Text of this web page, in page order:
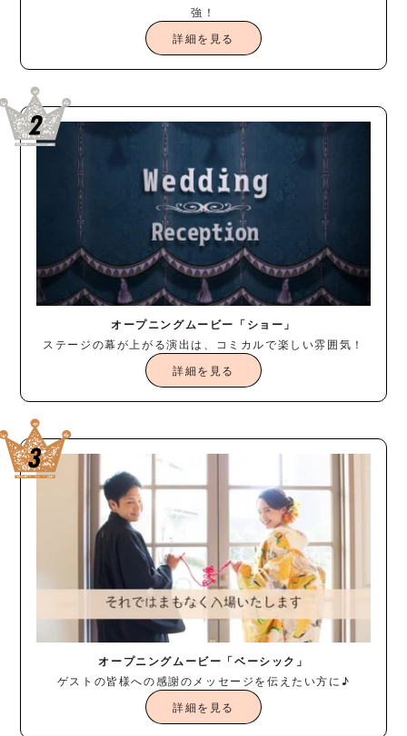
強！
詳細を見る
オープニングムービー「ショー」
ステージの幕が上がる演出は、コミカルで楽しい雰囲気！
詳細を見る
オープニングムービー「ベーシック」
ゲストの皆様への感謝のメッセージを伝えたい方に♪
詳細を見る